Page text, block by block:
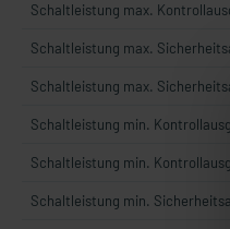
Schaltleistung max.
Schaltleistung max.
Schaltleistung max.
Schaltleistung min.
Schaltleistung min.
Schaltleistung min.